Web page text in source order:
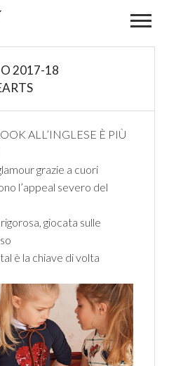
2017-18
ALL’INGLESE È PIÙ
grazie a cuori
l’appeal severo del
giocata sulle
è la chiave di volta